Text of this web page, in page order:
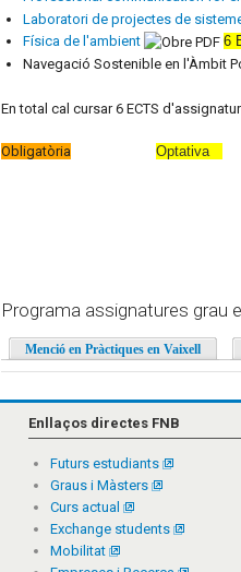
Laboratori de projectes de
Física de l'ambient
6
Navegació Sostenible en l'Àmbit
En total cal cursar 6 ECTS
Obligatòria Optativa
Programa assignatures grau
Menció en Pràctiques en Vaixell
Enllaços directes FNB
Futurs estudiants
Graus i Màsters
Curs actual
Exchange students
Mobilitat